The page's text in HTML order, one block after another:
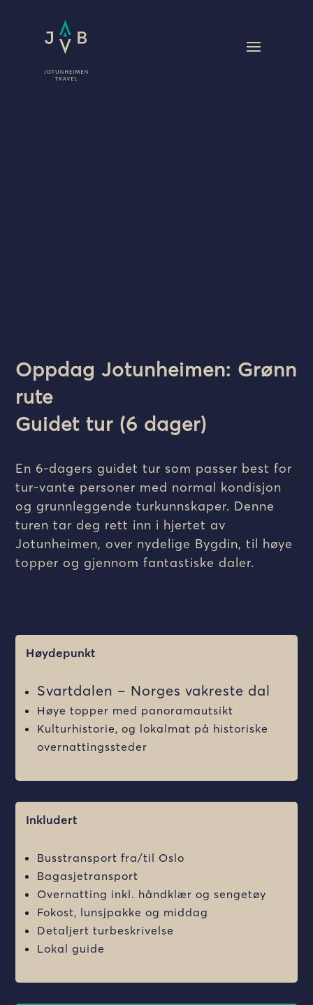
Oppdag Jotunheimen: Grønn
rute
Guidet tur (6 dager)
En 6-dagers guidet tur som passer best for
tur-vante personer med normal kondisjon
og grunnleggende turkunnskaper. Denne
turen tar deg rett inn i hjertet av
Jotunheimen, over nydelige Bygdin, til høye
topper og gjennom fantastiske daler.
Høydepunkt
Svartdalen – Norges vakreste dal
Høye topper med panoramautsikt
Kulturhistorie, og lokalmat på historiske
overnattingssteder
Inkludert
Busstransport fra/til Oslo
Bagasjetransport
Overnatting inkl. håndklær og sengetøy
Fokost, lunsjpakke og middag
Detaljert turbeskrivelse
Lokal guide